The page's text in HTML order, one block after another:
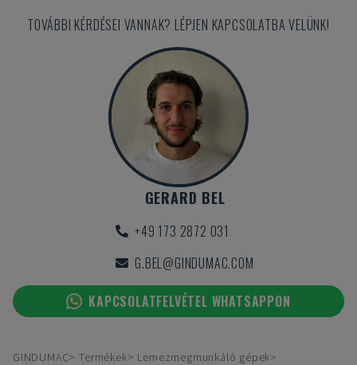
TOVÁBBI KÉRDÉSEI VANNAK? LÉPJEN KAPCSOLATBA VELÜNK!
GERARD BEL
+49 173 2872 031
G.BEL@GINDUMAC.COM
KAPCSOLATFELVÉTEL WHATSAPPON
GINDUMAC Termékek
Lemezmegmunkáló gépek